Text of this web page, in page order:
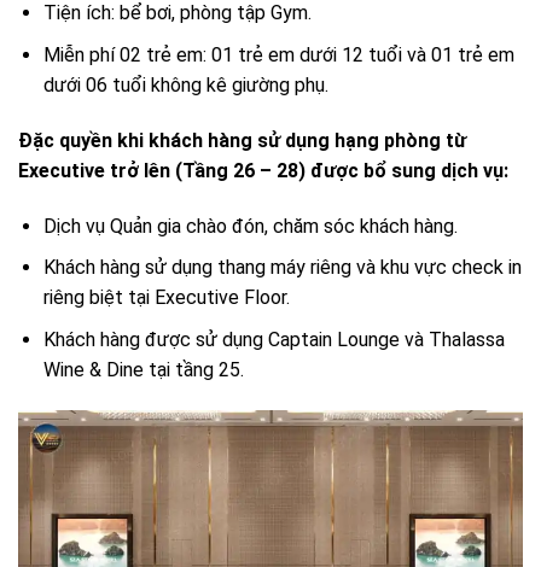
Tiện ích: bể bơi, phòng tập Gym.
Miễn phí 02 trẻ em: 01 trẻ em dưới 12 tuổi và 01 trẻ em
dưới 06 tuổi không kê giường phụ.
Đặc quyền khi khách hàng sử dụng hạng phòng từ
Executive trở lên (Tầng 26 – 28) được bổ sung dịch vụ:
Dịch vụ Quản gia chào đón, chăm sóc khách hàng.
Khách hàng sử dụng thang máy riêng và khu vực check in
riêng biệt tại Executive Floor.
Khách hàng được sử dụng Captain Lounge và Thalassa
Wine & Dine tại tầng 25.